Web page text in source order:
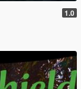
1.0